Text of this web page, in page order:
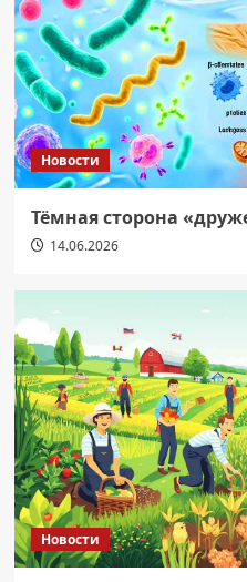
Новости
Тёмная сторона
14.06.2026
Новости